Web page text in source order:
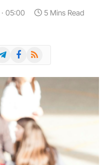
05:00 5 Mins Read
Facebook
RSS